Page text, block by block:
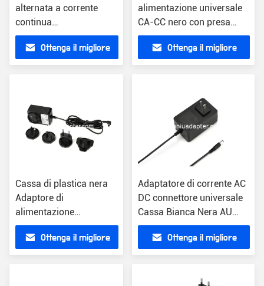
alternata a corrente
continua
interscambiabile in nero
o bianco da 0,2 lb in
custodia di plastica
Ottenga il migliore
alimentazione universale
CA-CC nero con presa
SAA Tipo di presa
US/EU/UK/AU
Ottenga il migliore
Cassa di plastica nera
Adaptore di
alimentazione
universale AC DC con
connettore ottico
Ottenga il migliore
Adaptatore di corrente AC
DC connettore universale
Cassa Bianca Nera AU
Plug Wireless Update
Ottenga il migliore